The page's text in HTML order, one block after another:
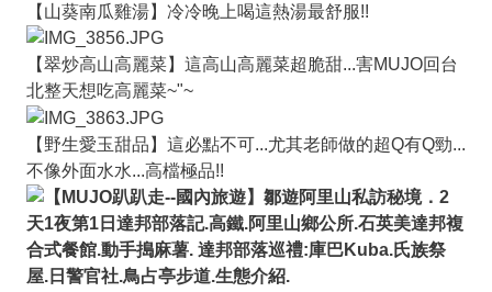
【山葵南瓜雞湯】冷冷晚上喝這熱湯最舒服!!
【翠炒高山高麗菜】這高山高麗菜超脆甜...害MUJO回台
北整天想吃高麗菜~"~
【野生愛玉甜品】這必點不可...尤其老師做的超Q有Q勁...
不像外面水水...高檔極品!!